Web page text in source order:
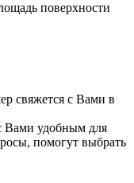
поверхности
свяжется с Вами в
Вами удобным для
помогут выбрать